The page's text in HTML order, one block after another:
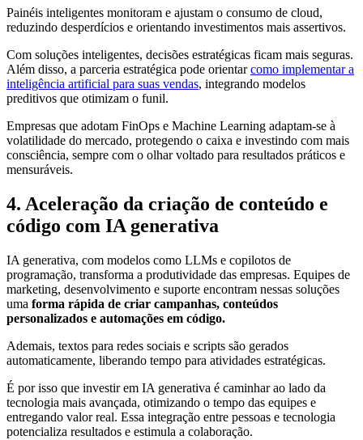
Painéis inteligentes monitoram e ajustam o consumo de cloud,
reduzindo desperdícios e orientando investimentos mais assertivos.
Com soluções inteligentes, decisões estratégicas ficam mais seguras.
Além disso, a parceria estratégica pode orientarcomo implementar a
inteligência artificial para suas vendas, integrando modelos
preditivos que otimizam o funil.
Empresas que adotam FinOps e Machine Learning adaptam-se à
volatilidade do mercado, protegendo o caixa e investindo com mais
consciência, sempre com o olhar voltado para resultados práticos e
mensuráveis.
4. Aceleração da criação de conteúdo e
código com IA generativa
IA generativa, com modelos como LLMs e copilotos de
programação, transforma a produtividade das empresas. Equipes de
marketing, desenvolvimento e suporte encontram nessas soluções
uma forma rápida de criar campanhas, conteúdos
personalizados e automações em código.
Ademais, textos para redes sociais e scripts são gerados
automaticamente, liberando tempo para atividades estratégicas.
É por isso que investir em IA generativa é caminhar ao lado da
tecnologia mais avançada, otimizando o tempo das equipes e
entregando valor real. Essa integração entre pessoas e tecnologia
potencializa resultados e estimula a colaboração.